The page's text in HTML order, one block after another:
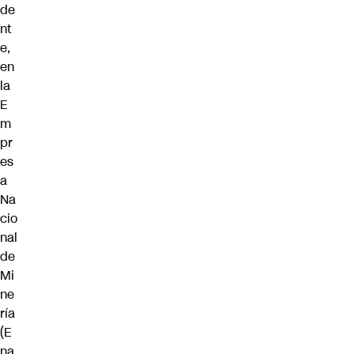
de
nt
e,
en
la
E
m
pr
es
a
Na
cio
nal
de
Mi
ne
ría
(E